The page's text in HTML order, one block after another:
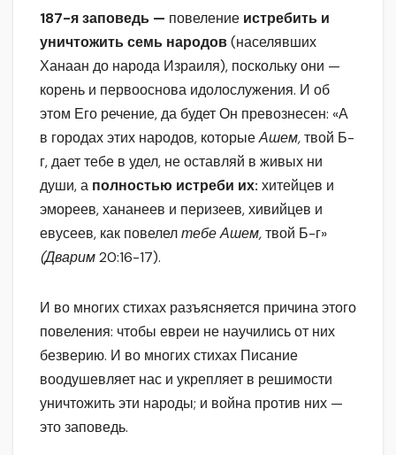
187-я заповедь — повеление истребить и
уничтожить семь народов(населявших
Ханаан до народа Израиля), поскольку они —
корень и первооснова идолослужения. И об
этом Его речение, да будет Он превознесен: «А
в городах этих народов, которыеАшем,твой Б-
г, дает тебе в удел, не оставляй в живых ни
души, а полностью истреби их: хитейцев и
эмореев, хананеев и перизеев, хивийцев и
евусеев, как повелелтебе Ашем,твой Б-г»
(Дварим20:16-17).
И во многих стихах разъясняется причина этого
повеления: чтобы евреи не научились от них
безверию. И во многих стихах Писание
воодушевляет нас и укрепляет в решимости
уничтожить эти народы; и война против них —
это заповедь.